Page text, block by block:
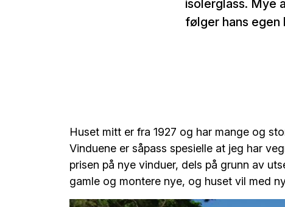
isolerglass. Mye
følger hans
Huset mitt er fra 1927 og har mange og
Vinduene er såpass spesielle at jeg har
prisen på nye vinduer, dels på grunn av
gamle og montere nye, og huset vil med